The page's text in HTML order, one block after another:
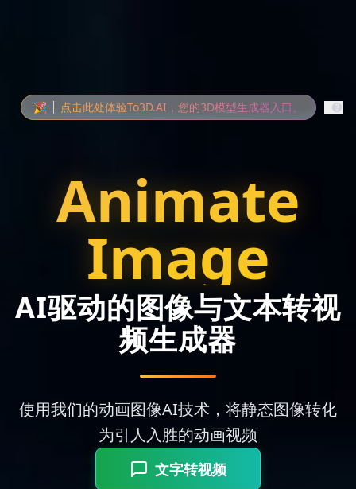
🎉 点击此处体验To3D.AI，您的3D模型生成器入口。
Animate
Image
AI驱动的图像与文本转视
频生成器
使用我们的动画图像AI技术，将静态图像转化
为引人入胜的动画视频
文字转视频